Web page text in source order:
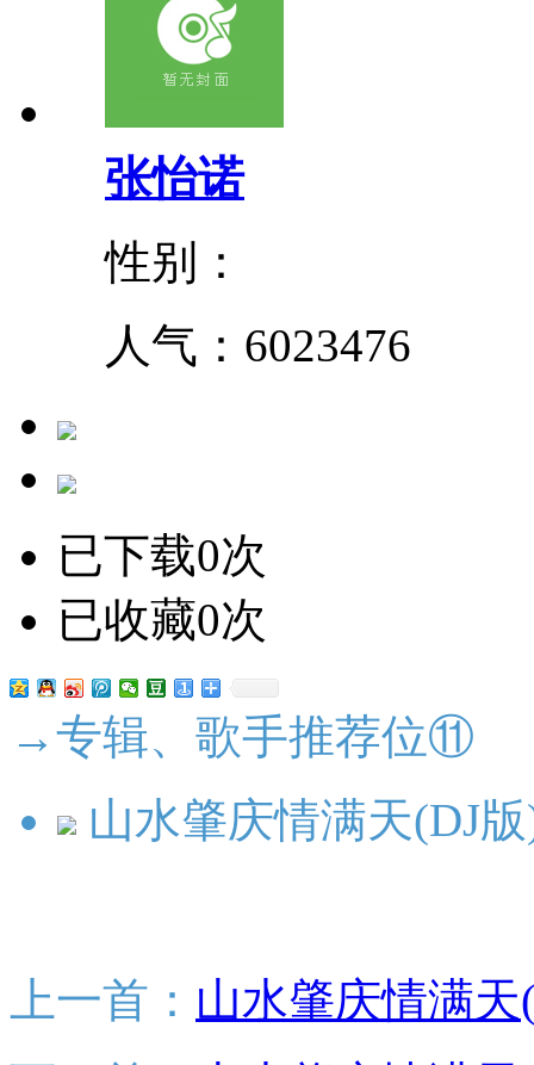
张怡诺
性别：
人气： 6023476
已下载0次
已收藏0次
→专辑、歌手推荐位⑪
山水肇庆情满天(DJ
上一首： 山水肇庆情满天